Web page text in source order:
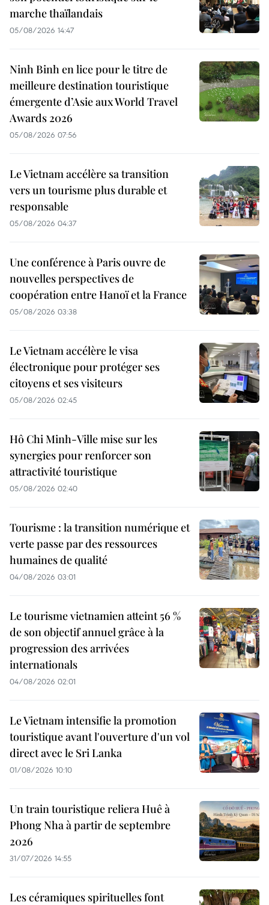
marche thaïlandais
05/08/2026 14:47
Ninh Binh en lice pour le titre de
meilleure destination touristique
émergente d’Asie aux World Travel
Awards 2026
05/08/2026 07:56
Le Vietnam accélère sa transition
vers un tourisme plus durable et
responsable
05/08/2026 04:37
Une conférence à Paris ouvre de
nouvelles perspectives de
coopération entre Hanoï et la France
05/08/2026 03:38
Le Vietnam accélère le visa
électronique pour protéger ses
citoyens et ses visiteurs
05/08/2026 02:45
Hô Chi Minh-Ville mise sur les
synergies pour renforcer son
attractivité touristique
05/08/2026 02:40
Tourisme : la transition numérique et
verte passe par des ressources
humaines de qualité
04/08/2026 03:01
Le tourisme vietnamien atteint 56 %
de son objectif annuel grâce à la
progression des arrivées
internationals
04/08/2026 02:01
Le Vietnam intensifie la promotion
touristique avant l'ouverture d'un vol
direct avec le Sri Lanka
01/08/2026 10:10
Un train touristique reliera Huê à
Phong Nha à partir de septembre
2026
31/07/2026 14:55
Les céramiques spirituelles font